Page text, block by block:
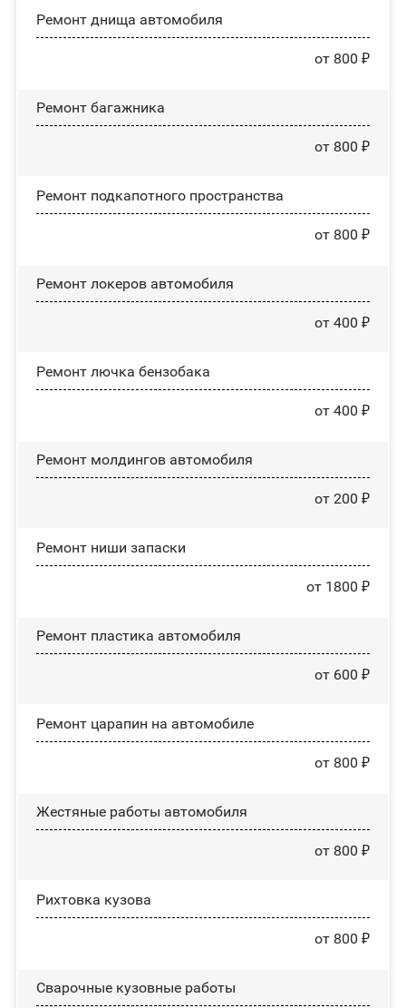
Ремонт днища автомобиля
от 800 ₽
Ремонт багажника
от 800 ₽
Ремонт подкапотного пространства
от 800 ₽
Ремонт лoĸepoв автомобиля
от 400 ₽
Ремонт лючка бензобака
от 400 ₽
Ремонт молдингов автомобиля
от 200 ₽
Ремонт ниши запаски
от 1800 ₽
Ремонт пластика автомобиля
от 600 ₽
Ремонт царапин на автомобиле
от 800 ₽
Жестяные работы автомобиля
от 800 ₽
Рихтовка кузова
от 800 ₽
Сварочные кузовные работы